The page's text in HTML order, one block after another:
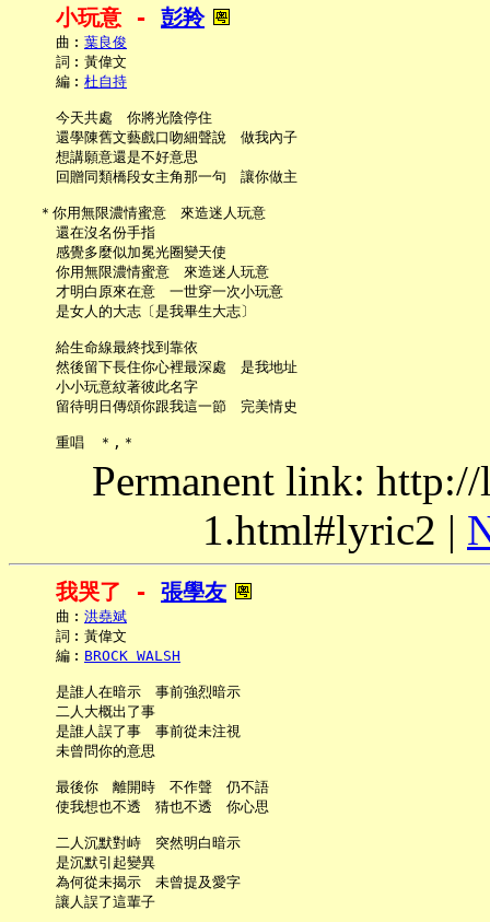
小玩意 - 彭羚
     曲︰
葉良俊
     詞︰黃偉文
     編︰
杜自持
     今天共處　你將光陰停住
     還學陳舊文藝戲口吻細聲說　做我內子
     想講願意還是不好意思
     回贈同類橋段女主角那一句　讓你做主
   ＊你用無限濃情蜜意　來造迷人玩意
     還在沒名份手指
     感覺多麼似加冕光圈變天使
     你用無限濃情蜜意　來造迷人玩意
     才明白原來在意　一世穿一次小玩意
     是女人的大志〔是我畢生大志〕
     給生命線最終找到靠依
     然後留下長住你心裡最深處　是我地址
     小小玩意紋著彼此名字
     留待明日傳頌你跟我這一節　完美情史
Permanent link:
1.html#lyric2 |
我哭了 - 張學友
     曲︰
洪堯斌
     詞︰黃偉文
     編︰
BROCK WALSH
     是誰人在暗示　事前強烈暗示
     二人大概出了事
     是誰人誤了事　事前從未注視
     未曾問你的意思
     最後你　離開時　不作聲　仍不語
     使我想也不透　猜也不透　你心思
     二人沉默對峙　突然明白暗示
     是沉默引起變異
     為何從未揭示　未曾提及愛字
     讓人誤了這輩子